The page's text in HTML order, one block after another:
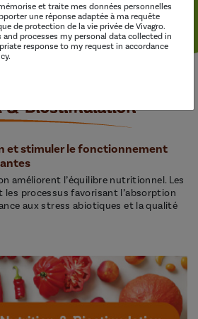
et stimuler le fonctionnement
améliorent l’équilibre nutritionnel. Les
processus favorisant l’absorption
aux stress abiotiques et la qualité
et traite mes données personnelles
une réponse adaptée à ma requête
de protection de la vie privée de Vivagro.
and processes my personal data collected in
response to my request in accordance